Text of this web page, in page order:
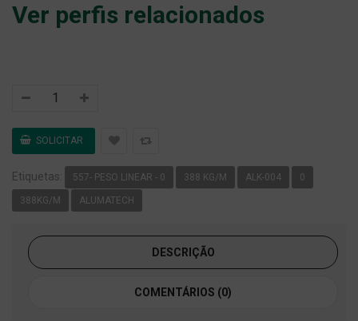
Ver perfis relacionados
Etiquetas: 557- PESO LINEAR - 0 388 KG/M ALK-004 0
388KG/M ALUMATECH
DESCRIÇÃO
COMENTÁRIOS (0)